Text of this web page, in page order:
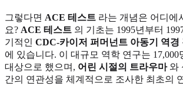
그렇다면 ACE 테스트 라는 개념은 어디에
요? ACE 테스트 의 기초는 1995년부터
기적인 CDC-카이저 퍼머넌트 아동기 역경
에 있습니다. 이 대규모 역학 연구는
대상으로 했으며, 어린 시절의 트라우마와
간의 연관성을 체계적으로 조사한 최초의